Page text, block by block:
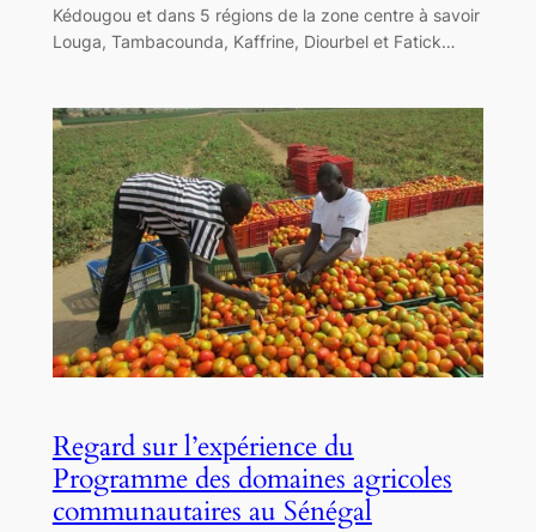
Kédougou et dans 5 régions de la zone centre à savoir
Louga, Tambacounda, Kaffrine, Diourbel et Fatick…
Regard sur l’expérience du
Programme des domaines agricoles
communautaires au Sénégal